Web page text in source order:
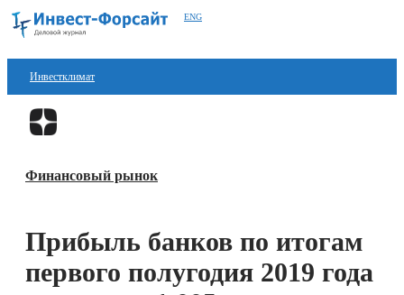
ENG
Инвестклимат
Финансы
Блокчейн
Технологии
Финансовый рынок
Прибыль банков по итогам
первого полугодия 2019 года